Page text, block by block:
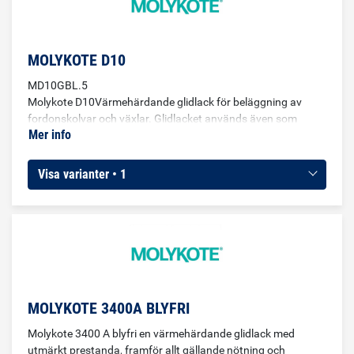
MOLYKOTE D10
MD10GBL.5
Molykote D10Värmehärdande glidlack för beläggning av
fordonskolvar och växlar. Glidlacket används även som
elektriskt ledande korrosionsskyddsbeläggning på delar i
permanent smörjning av tungt belastad friktionskontakt
samt låga till medelhöga hastigheter, även i direkt kontakt
Mer info
Visa varianter • 1
MOLYKOTE 3400A BLYFRI
Molykote 3400 A blyfri en värmehärdande glidlack med
utmärkt prestanda, framför allt gällande nötning och